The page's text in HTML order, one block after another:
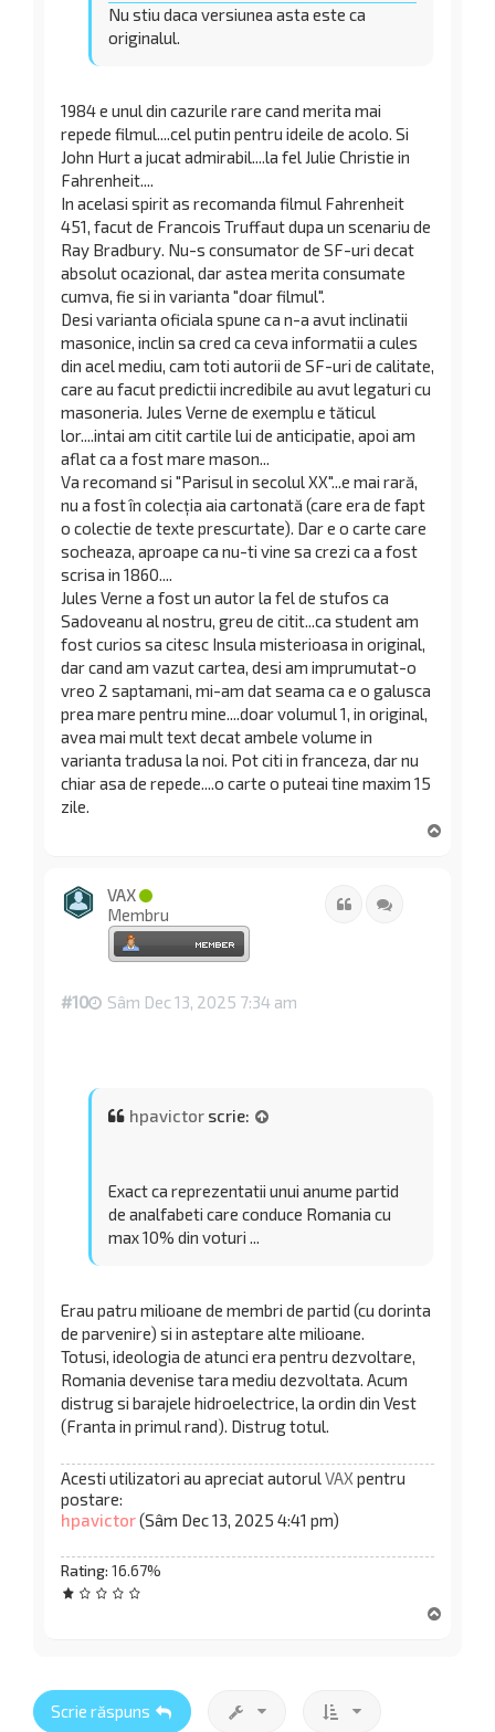
Nu stiu daca versiunea asta este ca
originalul.
1984 e unul din cazurile rare cand merita mai
repede filmul....cel putin pentru ideile de acolo. Si
John Hurt a jucat admirabil....la fel Julie Christie in
Fahrenheit....
In acelasi spirit as recomanda filmul Fahrenheit
451, facut de Francois Truffaut dupa un scenariu de
Ray Bradbury. Nu-s consumator de SF-uri decat
absolut ocazional, dar astea merita consumate
cumva, fie si in varianta "doar filmul".
Desi varianta oficiala spune ca n-a avut inclinatii
masonice, inclin sa cred ca ceva informatii a cules
din acel mediu, cam toti autorii de SF-uri de calitate,
care au facut predictii incredibile au avut legaturi cu
masoneria. Jules Verne de exemplu e tăticul
lor....intai am citit cartile lui de anticipatie, apoi am
aflat ca a fost mare mason...
Va recomand si "Parisul in secolul XX"...e mai rară,
nu a fost în colecţia aia cartonată (care era de fapt
o colectie de texte prescurtate). Dar e o carte care
socheaza, aproape ca nu-ti vine sa crezi ca a fost
scrisa in 1860....
Jules Verne a fost un autor la fel de stufos ca
Sadoveanu al nostru, greu de citit...ca student am
fost curios sa citesc Insula misterioasa in original,
dar cand am vazut cartea, desi am imprumutat-o
vreo 2 saptamani, mi-am dat seama ca e o galusca
prea mare pentru mine....doar volumul 1, in original,
avea mai mult text decat ambele volume in
varianta tradusa la noi. Pot citi in franceza, dar nu
chiar asa de repede....o carte o puteai tine maxim 15
zile.
VAX
Membru
Citat
#10 Sâm Dec 13, 2025 7:34 am
hpavictor scrie:
Exact ca reprezentatii unui anume partid
de analfabeti care conduce Romania cu
max 10% din voturi ...
Erau patru milioane de membri de partid (cu dorinta
de parvenire) si in asteptare alte milioane.
Totusi, ideologia de atunci era pentru dezvoltare,
Romania devenise tara mediu dezvoltata. Acum
distrug si barajele hidroelectrice, la ordin din Vest
(Franta in primul rand). Distrug totul.
Acesti utilizatori au apreciat autorulVAX pentru
postare:
hpavictor(Sâm Dec 13, 2025 4:41 pm)
Rating: 16.67%
Scrie răspuns